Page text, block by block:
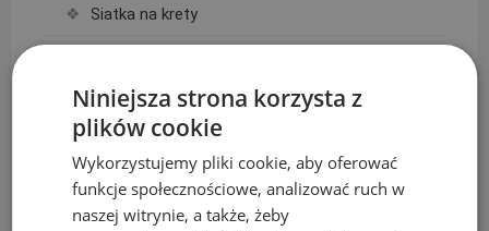
Siatka na krety
Czujniki, wyłączniki nawadniania
Elektrozawory
Moduły WIFI
Przewody sterownicze
Niniejsza strona korzysta z
plików cookie
Wykorzystujemy pliki cookie, aby oferować
funkcje społecznościowe, analizować ruch w
naszej witrynie, a także, żeby